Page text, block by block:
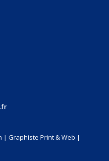
| Graphiste Print & Web |